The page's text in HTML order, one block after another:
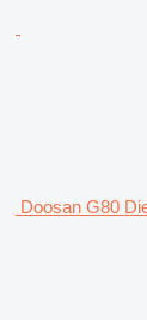
Doosan G80